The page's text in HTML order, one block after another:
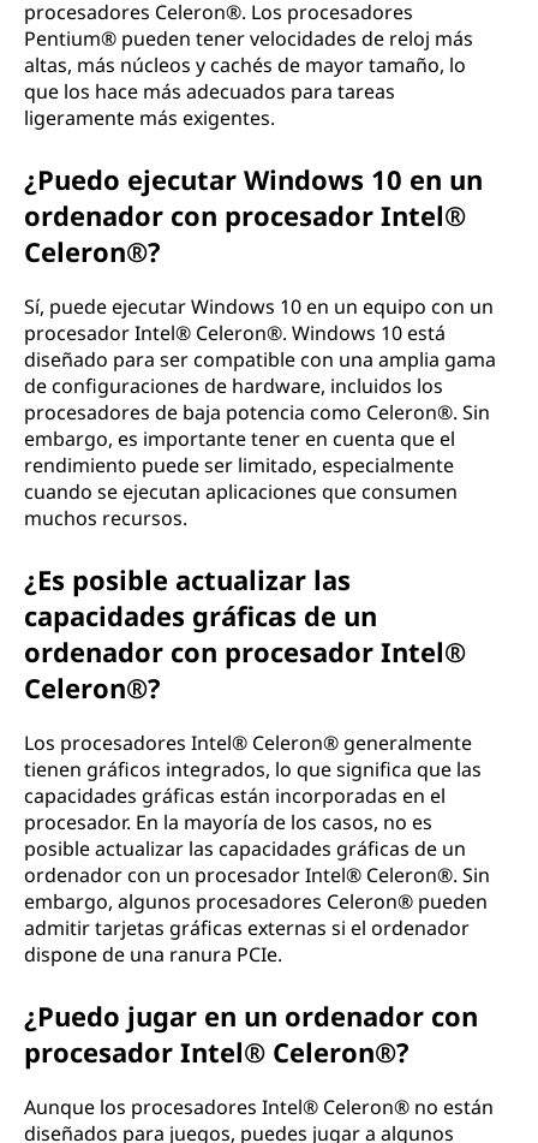
procesadores Celeron®. Los procesadores
Pentium® pueden tener velocidades de reloj más
altas, más núcleos y cachés de mayor tamaño, lo
que los hace más adecuados para tareas
ligeramente más exigentes.
¿Puedo ejecutar Windows 10 en un
ordenador con procesador Intel®
Celeron®?
Sí, puede ejecutar Windows 10 en un equipo con un
procesador Intel® Celeron®. Windows 10 está
diseñado para ser compatible con una amplia gama
de configuraciones de hardware, incluidos los
procesadores de baja potencia como Celeron®. Sin
embargo, es importante tener en cuenta que el
rendimiento puede ser limitado, especialmente
cuando se ejecutan aplicaciones que consumen
muchos recursos.
¿Es posible actualizar las
capacidades gráficas de un
ordenador con procesador Intel®
Celeron®?
Los procesadores Intel® Celeron® generalmente
tienen gráficos integrados, lo que significa que las
capacidades gráficas están incorporadas en el
procesador. En la mayoría de los casos, no es
posible actualizar las capacidades gráficas de un
ordenador con un procesador Intel® Celeron®. Sin
embargo, algunos procesadores Celeron® pueden
admitir tarjetas gráficas externas si el ordenador
dispone de una ranura PCIe.
¿Puedo jugar en un ordenador con
procesador Intel® Celeron®?
Aunque los procesadores Intel® Celeron® no están
diseñados para juegos, puedes jugar a algunos